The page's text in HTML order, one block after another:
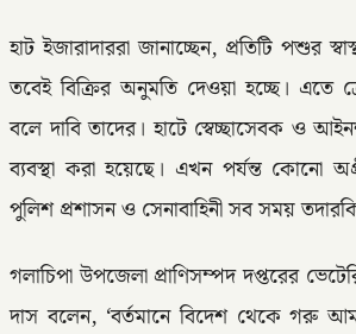
হাট ইজারাদাররা জানাচ্ছেন, প্রতিটি পশুর
তবেই বিক্রির অনুমতি দেওয়া হচ্ছে। এতে
বলে দাবি তাদের। হাটে স্বেচ্ছাসেবক ও
ব্যবস্থা করা হয়েছে। এখন পর্যন্ত কোনো
পুলিশ প্রশাসন ও সেনাবাহিনী সব সময়
গলাচিপা উপজেলা প্রাণিসম্পদ দপ্তরের
দাস বলেন, ‘বর্তমানে বিদেশ থেকে গরু